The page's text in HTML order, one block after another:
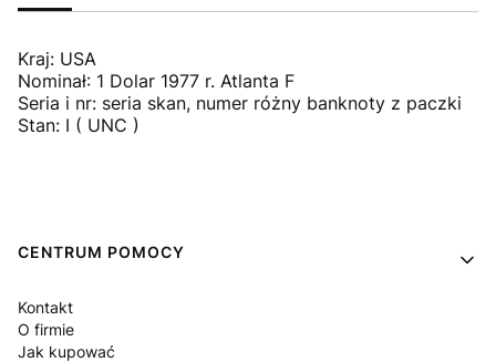
Kraj: USA
Nominał: 1 Dolar 1977 r. Atlanta F
Seria i nr: seria skan, numer różny banknoty z paczki
Stan: I ( UNC )
Linki w stopce
CENTRUM POMOCY
Kontakt
O firmie
Jak kupować